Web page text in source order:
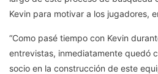
Kevin para motivar a los jugadores,
“Como pasé tiempo con Kevin
entrevistas, inmediatamente quedó
socio en la construcción de este